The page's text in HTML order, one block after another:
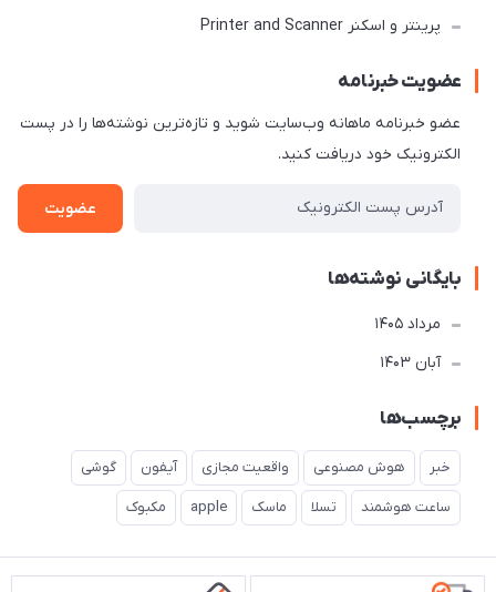
پرینتر و اسکنر Printer and Scanner
عضویت خبرنامه
عضو خبرنامه ماهانه وب‌سایت شوید و تازه‌ترین نوشته‌ها را در پست
الکترونیک خود دریافت کنید.
عضویت
بایگانی نوشته‌ها
مرداد 1405
آبان 1403
برچسب‌ها
خبر هوش مصنوعی واقعیت مجازی آیفون گوشی
ساعت هوشمند تسلا ماسک apple مکبوک